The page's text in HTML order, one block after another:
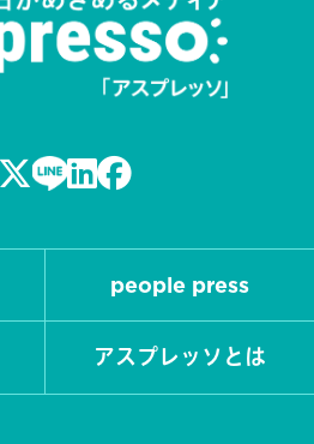
people press
アスプレッソとは